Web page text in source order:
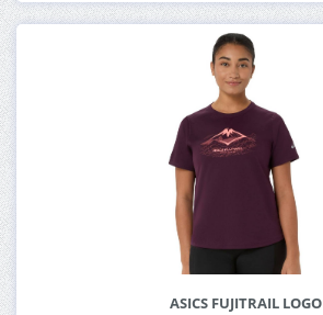
ASICS FUJITRAIL LOGO